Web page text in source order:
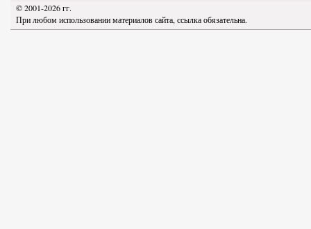
© 2001-2026 гг.
При любом использовании материалов сайта, ссылка обязательна.